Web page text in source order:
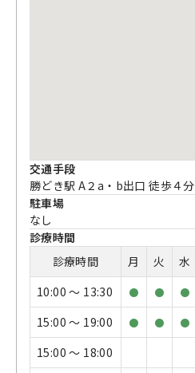
交通手段
勝どき駅 A２a・b出口 徒歩４分
駐車場
なし
診療時間
診療時間
月 火 水
10:00 〜 13:30
● ● ●
15:00 〜 19:00 ● ● ●
15:00 〜 18:00